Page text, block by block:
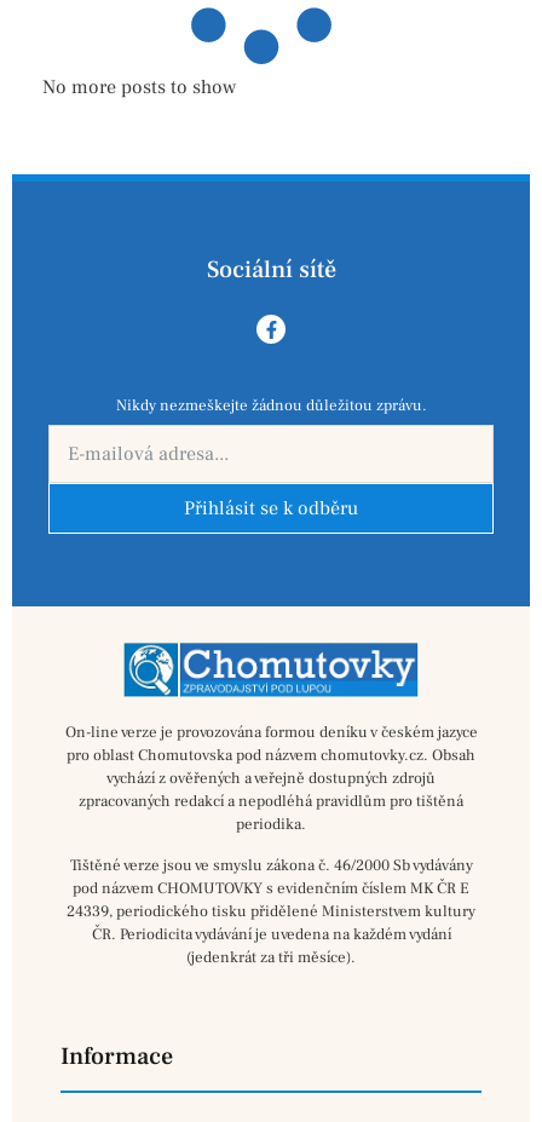
No more posts to show
Sociální sítě
Nikdy nezmeškejte žádnou důležitou zprávu.
Přihlásit se k odběru
On-line verze je provozována formou deníku v českém jazyce
pro oblast Chomutovska pod názvem chomutovky.cz. Obsah
vychází z ověřených a veřejně dostupných zdrojů
zpracovaných redakcí a nepodléhá pravidlům pro tištěná
periodika.
Tištěné verze jsou ve smyslu zákona č. 46/2000 Sb vydávány
pod názvem CHOMUTOVKY s evidenčním číslem MK ČR E
24339, periodického tisku přidělené Ministerstvem kultury
ČR. Periodicita vydávání je uvedena na každém vydání
(jedenkrát za tři měsíce).
Informace